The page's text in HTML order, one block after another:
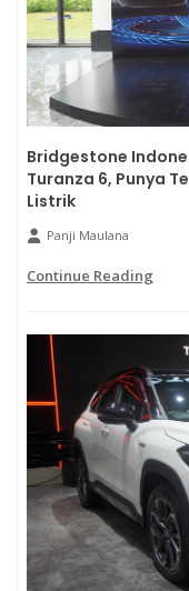
Bridgestone
Turanza 6, Punya
Listrik
Panji Maulana
Continue Reading